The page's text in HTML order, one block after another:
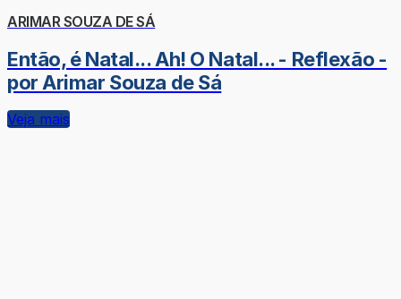
ARIMAR SOUZA DE SÁ
Então, é Natal... Ah! O Natal... - Reflexão -
por Arimar Souza de Sá
Veja mais